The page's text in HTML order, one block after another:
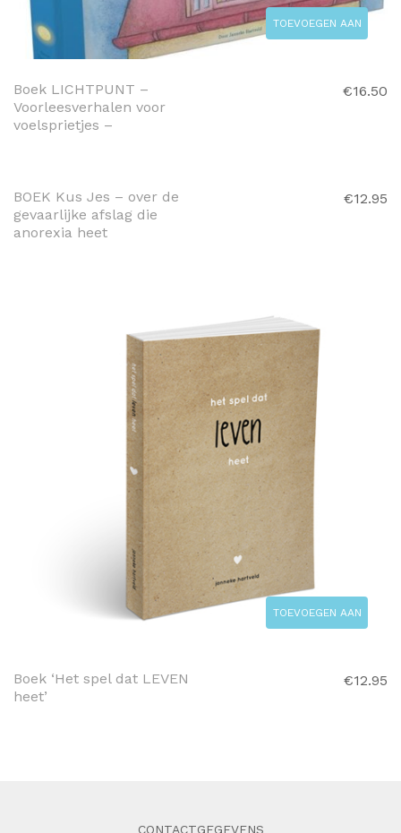
TOEVOEGEN AAN
Boek LICHTPUNT –
Voorleesverhalen voor
voelsprietjes –
€16.50
BOEK Kus Jes – over de
gevaarlijke afslag die
anorexia heet
€12.95
TOEVOEGEN AAN
Boek ‘Het spel dat LEVEN
heet’
€12.95
CONTACTGEGEVENS